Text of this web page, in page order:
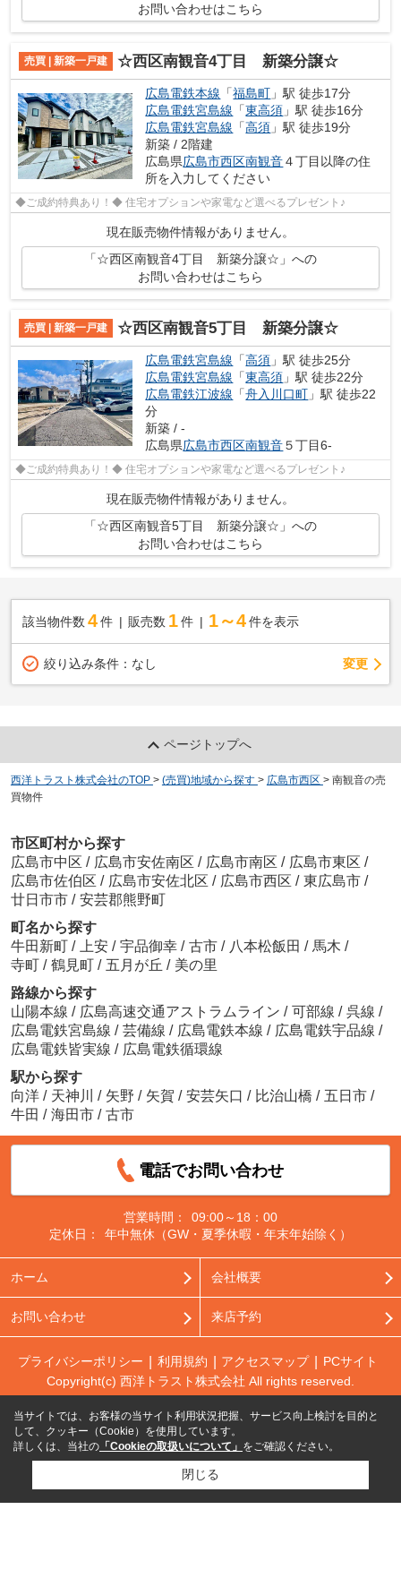
お問い合わせはこちら
売買 | 新築一戸建 ☆西区南観音4丁目 新築分譲☆
広島電鉄本線 「福島町 」駅 徒歩17分
広島電鉄宮島線 「東高須 」駅 徒歩16分
広島電鉄宮島線 「高須 」駅 徒歩19分
新築 / 2階建
広島県広島市西区南観音４丁目以降の住
所を入力してください
◆ご成約特典あり！◆ 住宅オプションや家電など選べるプレゼント♪
現在販売物件情報がありません。
「☆西区南観音4丁目 新築分譲☆」への
お問い合わせはこちら
売買 | 新築一戸建 ☆西区南観音5丁目 新築分譲☆
広島電鉄宮島線 「高須 」駅 徒歩25分
広島電鉄宮島線 「東高須 」駅 徒歩22分
広島電鉄江波線 「舟入川口町 」駅 徒歩22
分
新築 / -
広島県広島市西区南観音５丁目6-
◆ご成約特典あり！◆ 住宅オプションや家電など選べるプレゼント♪
現在販売物件情報がありません。
「☆西区南観音5丁目 新築分譲☆」への
お問い合わせはこちら
該当物件数 4件 販売数 1 件 1～4 件を表示
絞り込み条件： なし 変更
ページトップへ
西洋トラスト株式会社のTOP > (売買)地域から探す > 広島市西区 > 南観音の売
買物件
市区町村から探す
広島市中区 / 広島市安佐南区 / 広島市南区 / 広島市東区 /
広島市佐伯区 / 広島市安佐北区 / 広島市西区 / 東広島市 /
廿日市市 / 安芸郡熊野町
町名から探す
牛田新町 / 上安 / 宇品御幸 / 古市 / 八本松飯田 / 馬木 /
寺町 / 鶴見町 / 五月が丘 / 美の里
路線から探す
山陽本線 / 広島高速交通アストラムライン / 可部線 / 呉線 /
広島電鉄宮島線 / 芸備線 / 広島電鉄本線 / 広島電鉄宇品線 /
広島電鉄皆実線 / 広島電鉄循環線
駅から探す
向洋 / 天神川 / 矢野 / 矢賀 / 安芸矢口 / 比治山橋 / 五日市 /
牛田 / 海田市 / 古市
電話でお問い合わせ
営業時間：
09:00～18：00
定休日：
年中無休（GW・夏季休暇・年末年始除く）
ホーム 会社概要
お問い合わせ 来店予約
プライバシーポリシー 利用規約 アクセスマップ
PCサイト
Copyright(c) 西洋トラスト株式会社 All rights reserved.
当サイトでは、お客様の当サイト利用状況把握、サービス向上検討を目的と
して、クッキー（Cookie）を使用しています。
詳しくは、当社の 「Cookieの取扱いについて」 をご確認ください。
閉じる